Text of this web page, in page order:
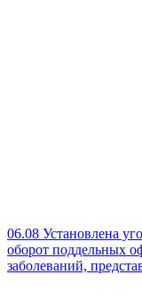
06.08 Установлена
оборот поддельных
заболеваний,